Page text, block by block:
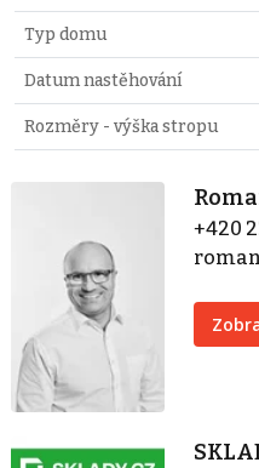
Typ domu
Datum nastěhování
Rozměry - výška stropu
+420